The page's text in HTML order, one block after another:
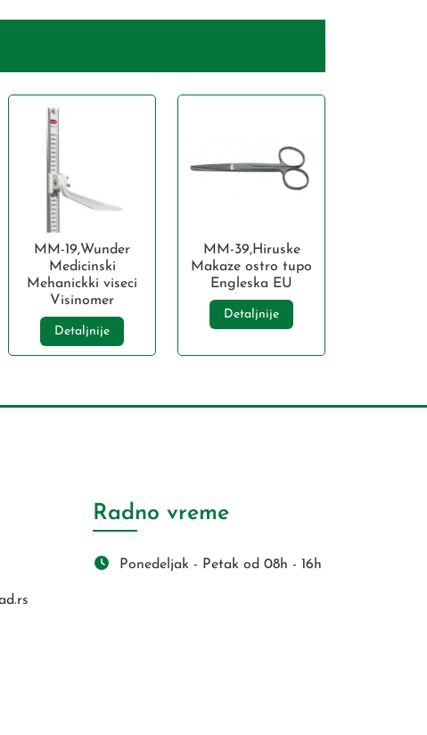
MM-19,Wunder
Medicinski
Mehanickki viseci
Visinomer
Detaljnije
MM-39,Hiruske
Makaze ostro tupo
Engleska EU
Detaljnije
Radno vreme
Ponedeljak - Petak od 08h - 16h